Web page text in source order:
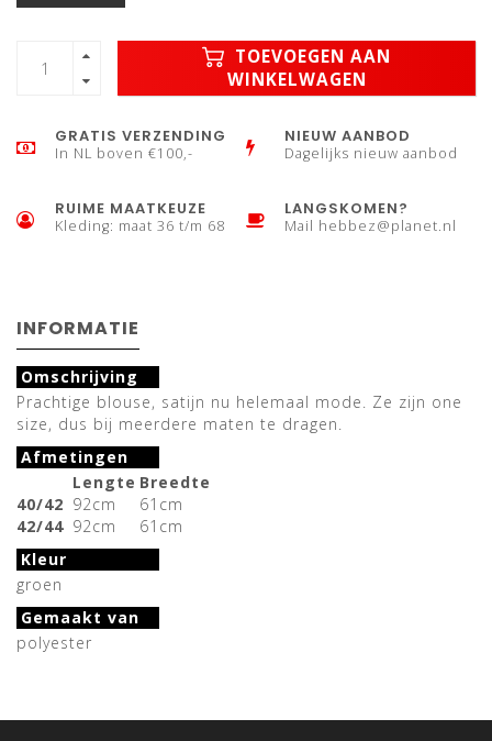
TOEVOEGEN AAN
WINKELWAGEN
GRATIS VERZENDING
In NL boven €100,-
NIEUW AANBOD
Dagelijks nieuw aanbod
RUIME MAATKEUZE
Kleding: maat 36 t/m 68
LANGSKOMEN?
Mail hebbez@planet.nl
INFORMATIE
Omschrijving
Prachtige blouse, satijn nu helemaal mode. Ze zijn one
size, dus bij meerdere maten te dragen.
Afmetingen
Lengte Breedte
40/42 92cm
61cm
42/44 92cm
61cm
Kleur
groen
Gemaakt van
polyester